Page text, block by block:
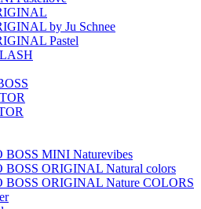
by Ju Schnee
Pastel
BOSS MINI Naturevibes
BOSS ORIGINAL Natural colors
BOSS ORIGINAL Nature COLORS